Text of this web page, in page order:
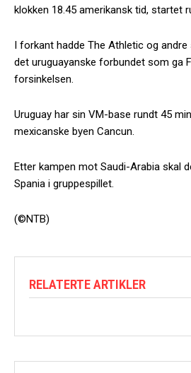
klokken 18.45 amerikansk tid, startet
I forkant hadde The Athletic og
det uruguayanske forbundet som ga
forsinkelsen.
Uruguay har sin VM-base rundt 45
mexicanske byen Cancun.
Etter kampen mot Saudi-Arabia skal
Spania i gruppespillet.
(©NTB)
RELATERTE ARTIKLER